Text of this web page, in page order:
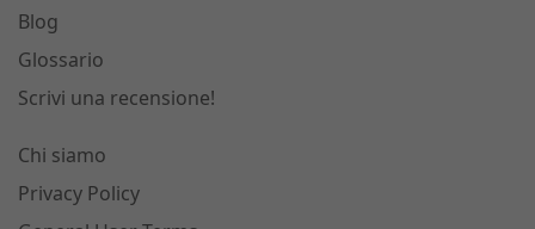
Blog
Glossario
Scrivi una recensione!
Chi siamo
Privacy Policy